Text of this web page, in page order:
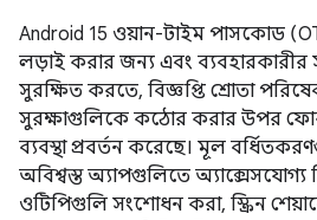
Android 15 ওয়ান-টাইম পাসকোড
লড়াই করার জন্য এবং ব্যবহারকারীর
সুরক্ষিত করতে, বিজ্ঞপ্তি শ্রোতা
সুরক্ষাগুলিকে কঠোর করার উপর
ব্যবস্থা প্রবর্তন করেছে। মূল
অবিশ্বস্ত অ্যাপগুলিতে অ্যাক্সেসযোগ্য
ওটিপিগুলি সংশোধন করা, স্ক্রিন